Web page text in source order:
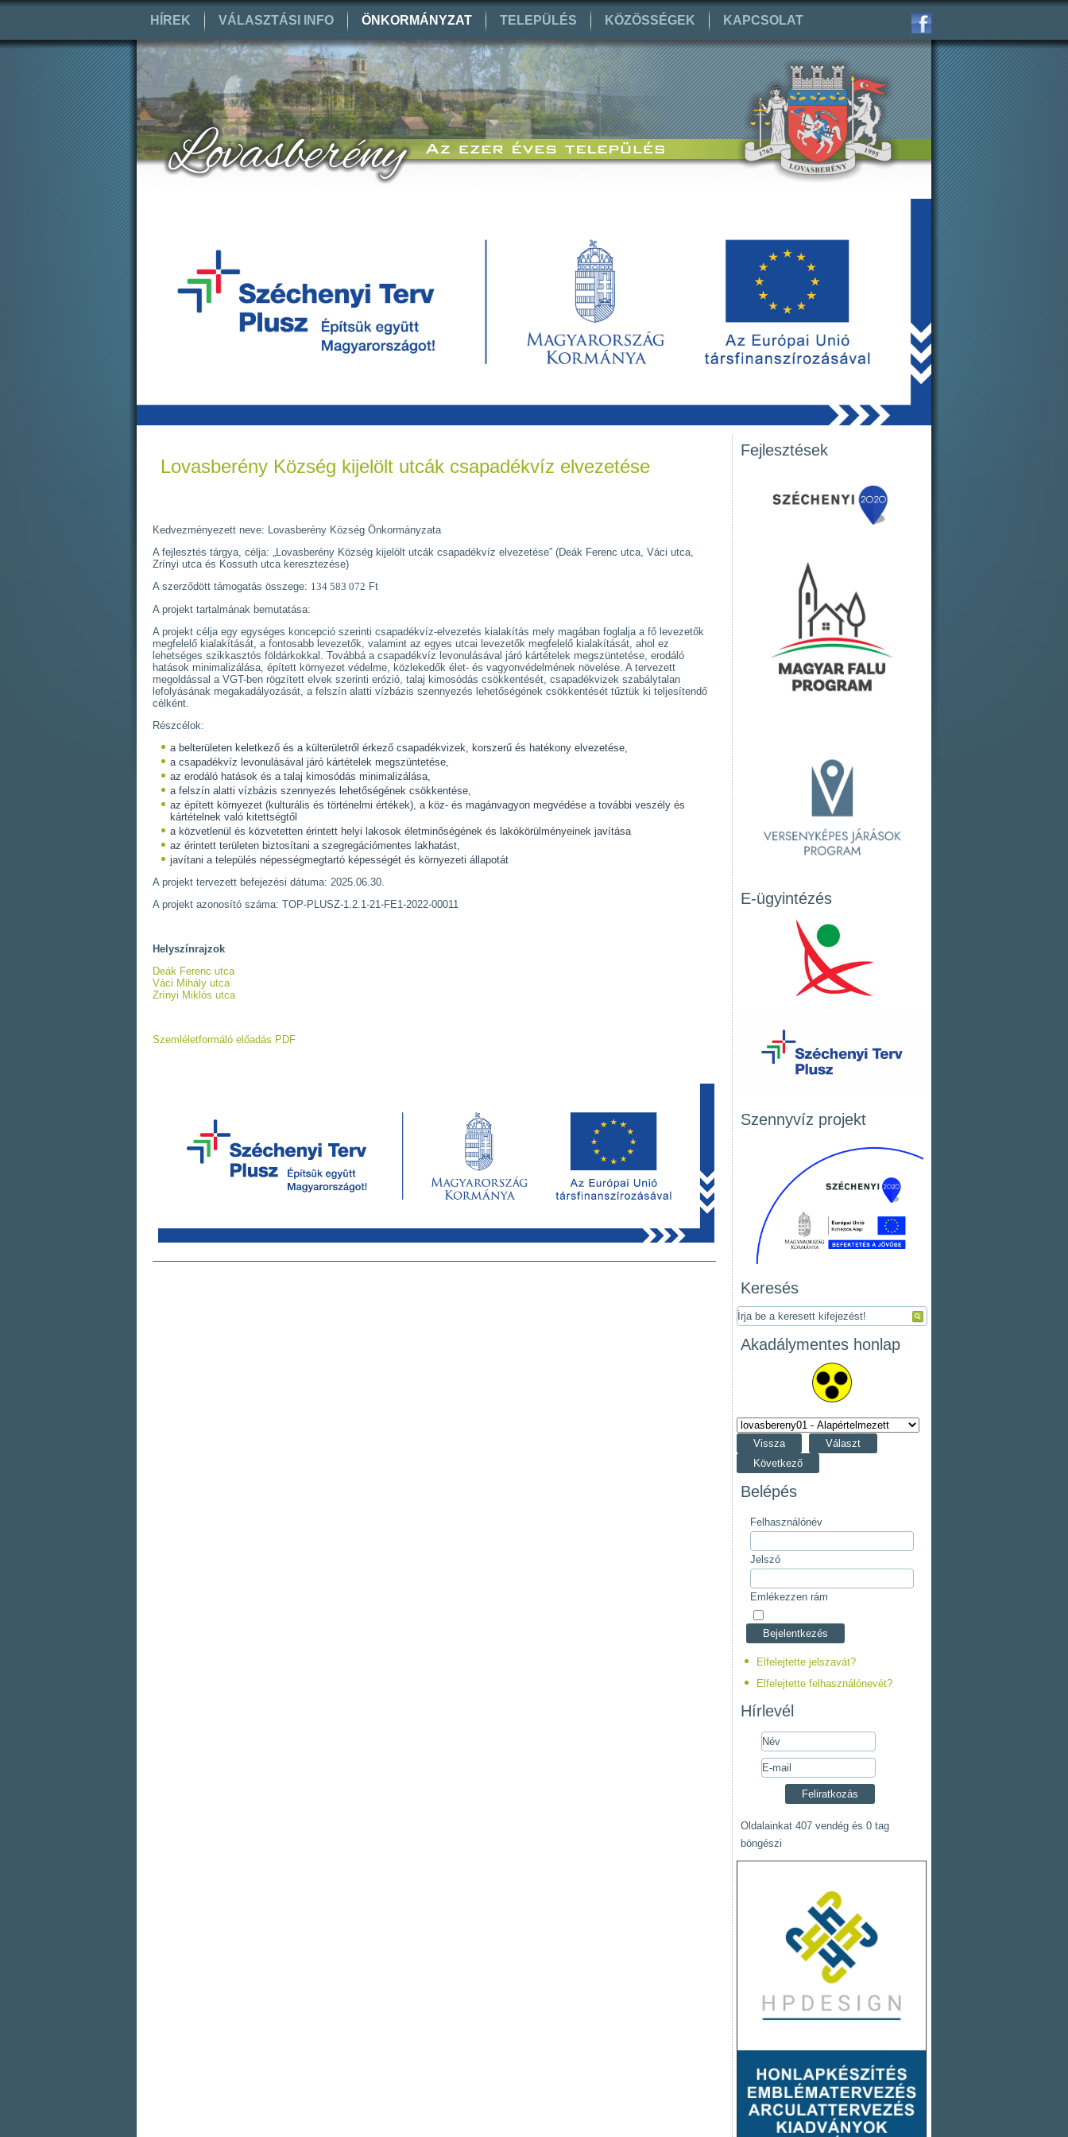
HÍREK VÁLASZTÁSI INFO ÖNKORMÁNYZAT TELEPÜLÉS KÖZÖSSÉGEK KAPCSOLAT
Lovasberény Község kijelölt utcák csapadékvíz elvezetése
Kedvezményezett neve: Lovasberény Község Önkormányzata
A fejlesztés tárgya, célja: „Lovasberény Község kijelölt utcák csapadékvíz elvezetése” (Deák Ferenc utca, Váci utca,
Zrínyi utca és Kossuth utca keresztezése)
A szerződött támogatás összege: 134 583 072 Ft
A projekt tartalmának bemutatása:
A projekt célja egy egységes koncepció szerinti csapadékvíz-elvezetés kialakítás mely magában foglalja a fő levezetők
megfelelő kialakítását, a fontosabb levezetők, valamint az egyes utcai levezetők megfelelő kialakítását, ahol ez
lehetséges szikkasztós földárkokkal. Továbbá a csapadékvíz levonulásával járó kártételek megszüntetése, erodáló
hatások minimalizálása, épített környezet védelme, közlekedők élet- és vagyonvédelmének növelése. A tervezett
megoldással a VGT-ben rögzített elvek szerinti erózió, talaj kimosódás csökkentését, csapadékvizek szabálytalan
lefolyásának megakadályozását, a felszín alatti vízbázis szennyezés lehetőségének csökkentését tűztük ki teljesítendő
célként.
Részcélok:
a belterületen keletkező és a külterületről érkező csapadékvizek, korszerű és hatékony elvezetése,
a csapadékvíz levonulásával járó kártételek megszüntetése,
az erodáló hatások és a talaj kimosódás minimalizálása,
a felszín alatti vízbázis szennyezés lehetőségének csökkentése,
az épített környezet (kulturális és történelmi értékek), a köz- és magánvagyon megvédése a további veszély és
kártételnek való kitettségtől
a közvetlenül és közvetetten érintett helyi lakosok életminőségének és lakókörülményeinek javítása
az érintett területen biztosítani a szegregációmentes lakhatást,
javítani a település népességmegtartó képességét és környezeti állapotát
A projekt tervezett befejezési dátuma: 2025.06.30.
A projekt azonosító száma: TOP-PLUSZ-1.2.1-21-FE1-2022-00011
Helyszínrajzok
Deák Ferenc utca
Váci Mihály utca
Zrínyi Miklós utca
Szemléletformáló előadás PDF
Fejlesztések
E-ügyintézés
Szennyvíz projekt
Keresés
Akadálymentes honlap
Vissza
Választ
Következő
Belépés
Felhasználónév
Jelszó
Emlékezzen rám
Elfelejtette jelszavát?
Elfelejtette felhasználónevét?
Hírlevél
Oldalainkat 407 vendég és 0 tag
böngészi